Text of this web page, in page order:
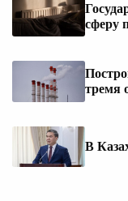
сферу
тремя
В